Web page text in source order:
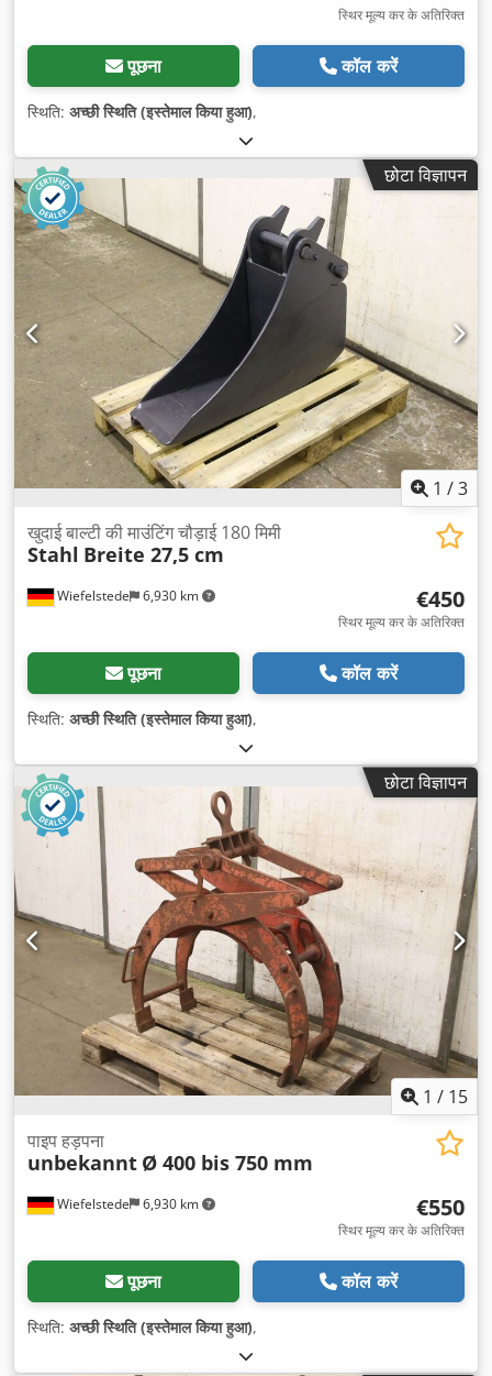
स्थिर मूल्य कर के अतिरिक्त
पूछना कॉल करें
स्थिति: अच्छी स्थिति (इस्तेमाल किया हुआ),
छोटा विज्ञापन
1 /3
Wiefelstede 6,930 km
खुदाई बाल्टी की माउंटिंग चौड़ाई 180 मिमी
Stahl Breite 27,5 cm
€450
स्थिर मूल्य कर के अतिरिक्त
पूछना कॉल करें
स्थिति: अच्छी स्थिति (इस्तेमाल किया हुआ),
छोटा विज्ञापन
1 / 15
Wiefelstede 6,930 km
पाइप हड़पना
unbekannt Ø 400 bis 750 mm
€550
स्थिर मूल्य कर के अतिरिक्त
पूछना कॉल करें
स्थिति: अच्छी स्थिति (इस्तेमाल किया हुआ),